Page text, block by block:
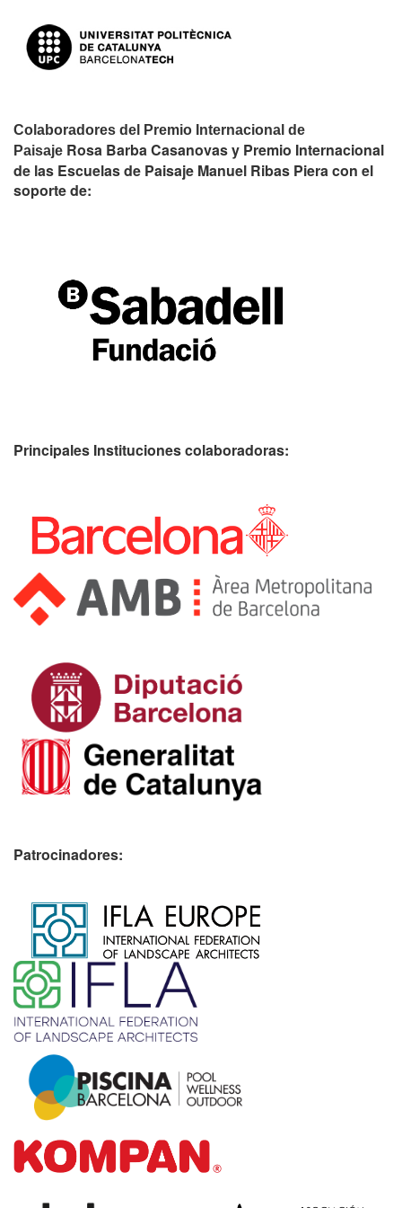
Colaboradores del Premio Internacional de
Paisaje Rosa Barba Casanovas y Premio Internacional
de las Escuelas de Paisaje Manuel Ribas Piera con el
soporte de:
Principales Instituciones colaboradoras:
Patrocinadores: